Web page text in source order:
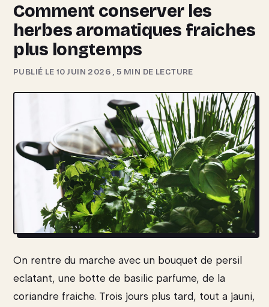
Comment conserver les
herbes aromatiques fraiches
plus longtemps
PUBLIÉ LE 10 JUIN 2026 , 5 MIN DE LECTURE
On rentre du marche avec un bouquet de persil
eclatant, une botte de basilic parfume, de la
coriandre fraiche. Trois jours plus tard, tout a jauni,